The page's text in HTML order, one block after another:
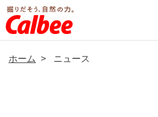
ホーム > ニュース